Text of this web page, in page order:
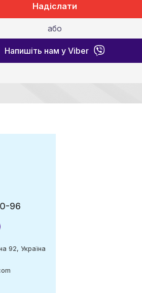
Надіслати
або
Напишіть нам у Viber
96
92, Україна